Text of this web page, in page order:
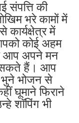
संपत्ति की
भरे कामों में
में
कोई अहम
आप अपने मन
सकते हैं। आप
भोजन से
घूमाने फिराने
शॉपिंग भी